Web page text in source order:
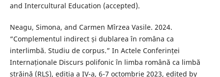
and Intercultural Education (accepted).
Neagu, Simona, and Carmen Mîrzea Vasile. 2024.
“Complementul indirect și dublarea în româna ca
interlimbă. Studiu de corpus.” In Actele Conferinței
Internaționale Discurs polifonic în limba română ca limbă
străină (RLS), ediția a IV-a, 6-7 octombrie 2023, edited by